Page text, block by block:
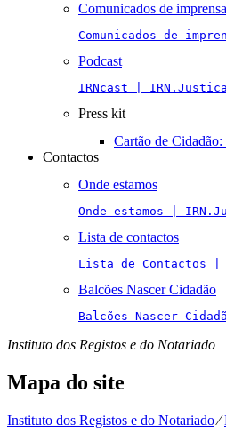
Comunicados de imprensa
Comunicados de
Podcast
IRNcast |
Press kit
Cartão de Cidadão:
Contactos
Onde estamos
Onde estamos |
Lista de contactos
Lista de Contactos |
Balcões Nascer Cidadão
Balcões Nascer
Instituto dos Registos e do Notariado
Mapa do site
Instituto dos Registos e do Notariado⁄